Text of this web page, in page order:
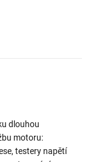
dlouhou
motoru:
testery napětí